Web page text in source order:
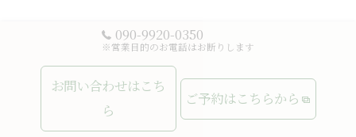
090-9920-0350
※営業目的のお電話はお断りします
お問い合わせはこち
ら
ご予約はこちらから